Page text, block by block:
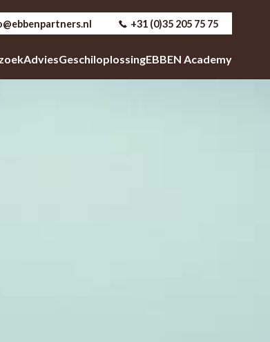
+31 (0)35 205 75 75
AdviesGeschiloplossingEBBEN Academy